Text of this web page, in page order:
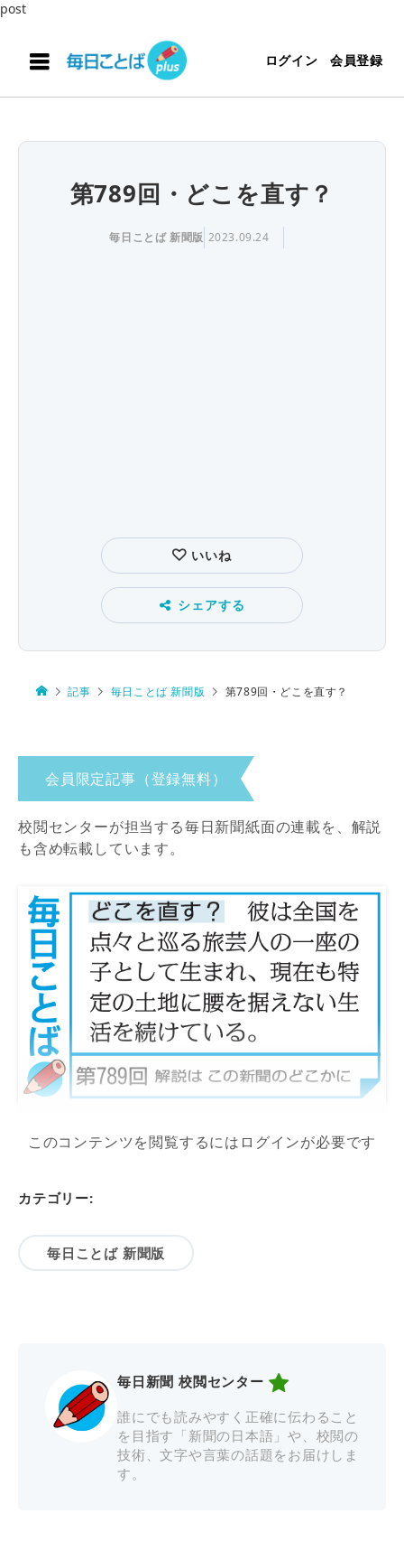
post
ログイン 会員登録
第789回・どこを直す？
毎日ことば 新聞版 2023.09.24
いいね
シェアする
記事 毎日ことば 新聞版 第789回・どこを直す？
会員限定記事（登録無料）
校閲センターが担当する毎日新聞紙面の連載を、解説
も含め転載しています。
このコンテンツを閲覧するにはログインが必要です
カテゴリー:
毎日ことば 新聞版
毎日新聞 校閲センター
誰にでも読みやすく正確に伝わること
を目指す「新聞の日本語」や、校閲の
技術、文字や言葉の話題をお届けしま
す。